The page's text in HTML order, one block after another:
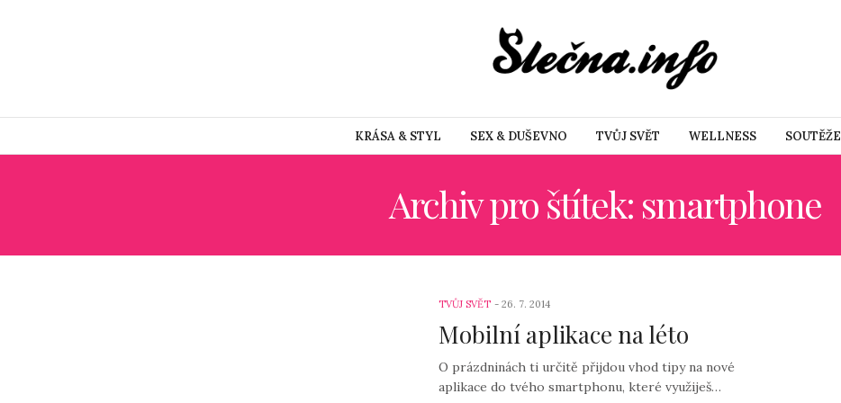
KRÁSA & STYL SEX & DUŠEVNO TVŮJ SVĚT WELLNESS SOUTĚŽE
Archiv pro štítek: smartphone
TVŮJ SVĚT 26. 7. 2014
Mobilní aplikace na léto
O prázdninách ti určitě přijdou vhod tipy na nové
aplikace do tvého smartphonu, které využiješ…